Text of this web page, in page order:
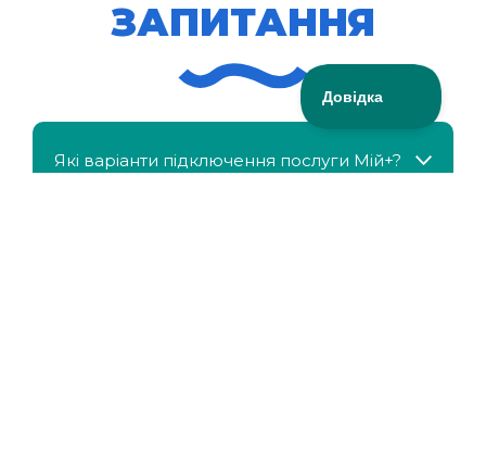
ЗАПИТАННЯ
Які варіанти підключення послуги Мій+?